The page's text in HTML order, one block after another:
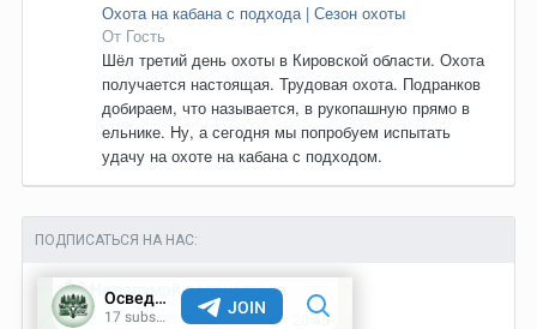
Охота на кабана с подхода | Сезон охоты
От Гость
Шёл третий день охоты в Кировской области. Охота
получается настоящая. Трудовая охота. Подранков
добираем, что называется, в рукопашную прямо в
ельнике. Ну, а сегодня мы попробуем испытать
удачу на охоте на кабана с подходом.
ПОДПИСАТЬСЯ НА НАС: